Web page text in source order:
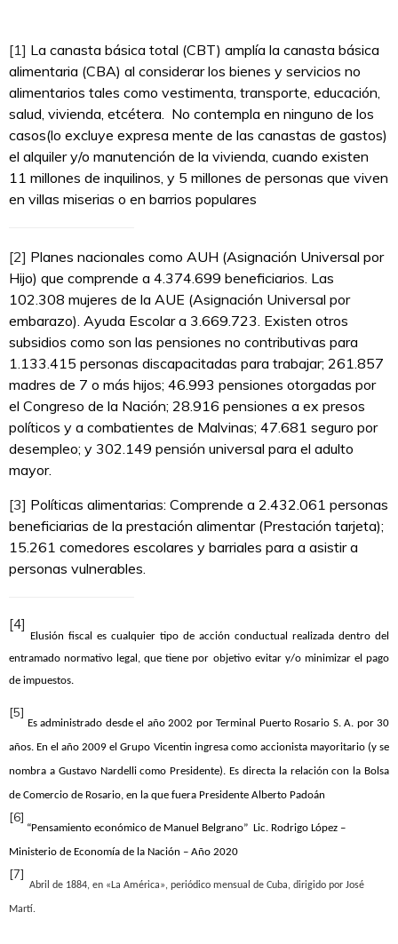
[1] La canasta básica total (CBT) amplía la canasta básica
alimentaria (CBA) al considerar los bienes y servicios no
alimentarios tales como vestimenta, transporte, educación,
salud, vivienda, etcétera. No contempla en ninguno de los
casos(lo excluye expresa mente de las canastas de gastos)
el alquiler y/o manutención de la vivienda, cuando existen
11 millones de inquilinos, y 5 millones de personas que viven
en villas miserias o en barrios populares
[2] Planes nacionales como AUH (Asignación Universal por
Hijo) que comprende a 4.374.699 beneficiarios. Las
102.308 mujeres de la AUE (Asignación Universal por
embarazo). Ayuda Escolar a 3.669.723. Existen otros
subsidios como son las pensiones no contributivas para
1.133.415 personas discapacitadas para trabajar; 261.857
madres de 7 o más hijos; 46.993 pensiones otorgadas por
el Congreso de la Nación; 28.916 pensiones a ex presos
políticos y a combatientes de Malvinas; 47.681 seguro por
desempleo; y 302.149 pensión universal para el adulto
mayor.
[3] Políticas alimentarias: Comprende a 2.432.061 personas
beneficiarias de la prestación alimentar (Prestación tarjeta);
15.261 comedores escolares y barriales para a asistir a
personas vulnerables.
[4]
Elusión fiscal es cualquier tipo de acción conductual realizada dentro del
entramado normativo legal, que tiene por objetivo evitar y/o minimizar el pago
de impuestos.
[5]
Es administrado desde el año 2002 por Terminal Puerto Rosario S. A. por 30
años. En el año 2009 el Grupo Vicentin ingresa como accionista mayoritario (y se
nombra a Gustavo Nardelli como Presidente). Es directa la relación con la Bolsa
de Comercio de Rosario, en la que fuera Presidente Alberto Padoán
[6]
“Pensamiento económico de Manuel Belgrano” Lic. Rodrigo López –
Ministerio de Economía de la Nación – Año 2020
[7]
Abril de 1884, en «La América», periódico mensual de Cuba, dirigido por José
Martí.